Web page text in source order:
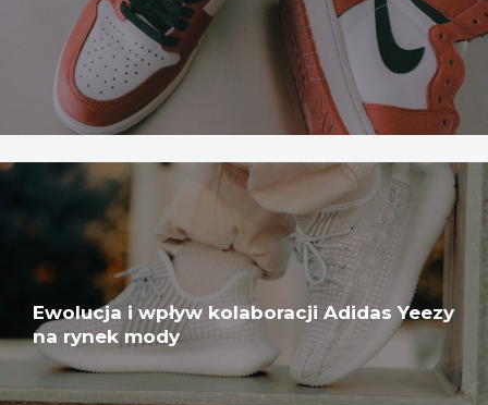
Ewolucja i wpływ kolaboracji Adidas Yeezy
na rynek mody